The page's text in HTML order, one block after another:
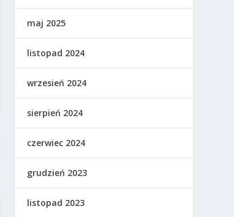
maj 2025
listopad 2024
wrzesień 2024
sierpień 2024
czerwiec 2024
grudzień 2023
listopad 2023